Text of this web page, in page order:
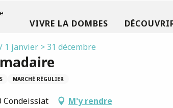
VIVRE LA DOMBES
1 janvier > 31 décembre
MARCHÉ RÉGULIER
Condeissiat M'y rendre